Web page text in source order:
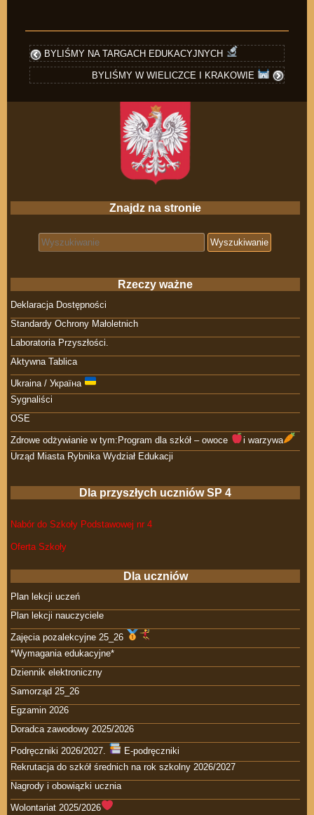
BYLIŚMY NA TARGACH EDUKACYJNYCH
BYLIŚMY W WIELICZCE I KRAKOWIE
Znajdz na stronie
Search for:
Rzeczy ważne
Deklaracja Dostępności
Standardy Ochrony Małoletnich
Laboratoria Przyszłości.
Aktywna Tablica
Ukraina / Україна
Sygnaliści
OSE
Zdrowe odżywianie w tym:Program dla szkół – owoce
i warzywa
Urząd Miasta Rybnika Wydział Edukacji
Dla przyszłych uczniów SP 4
Nabór do Szkoły Podstawowej nr 4
Oferta Szkoły
Dla uczniów
Plan lekcji uczeń
Plan lekcji nauczyciele
Zajęcia pozalekcyjne 25_26
*Wymagania edukacyjne*
Dziennik elektroniczny
Samorząd 25_26
Egzamin 2026
Doradca zawodowy 2025/2026
Podręczniki 2026/2027.
E-podręczniki
Rekrutacja do szkół średnich na rok szkolny 2026/2027
Nagrody i obowiązki ucznia
Wolontariat 2025/2026